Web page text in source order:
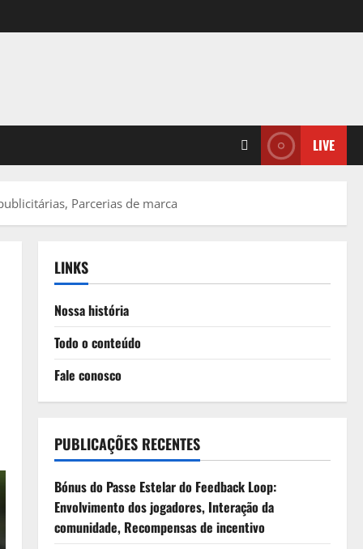
LIVE
Parcerias de marca
LINKS
Nossa história
Todo o conteúdo
Fale conosco
PUBLICAÇÕES RECENTES
Bónus do Passe Estelar do Feedback Loop:
Envolvimento dos jogadores, Interação da
comunidade, Recompensas de incentivo